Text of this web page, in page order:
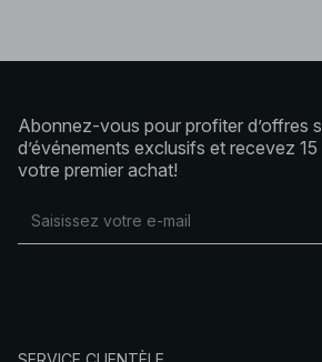
Abonnez-vous pour profiter d’offres
d’événements exclusifs et recevez
votre premier achat!